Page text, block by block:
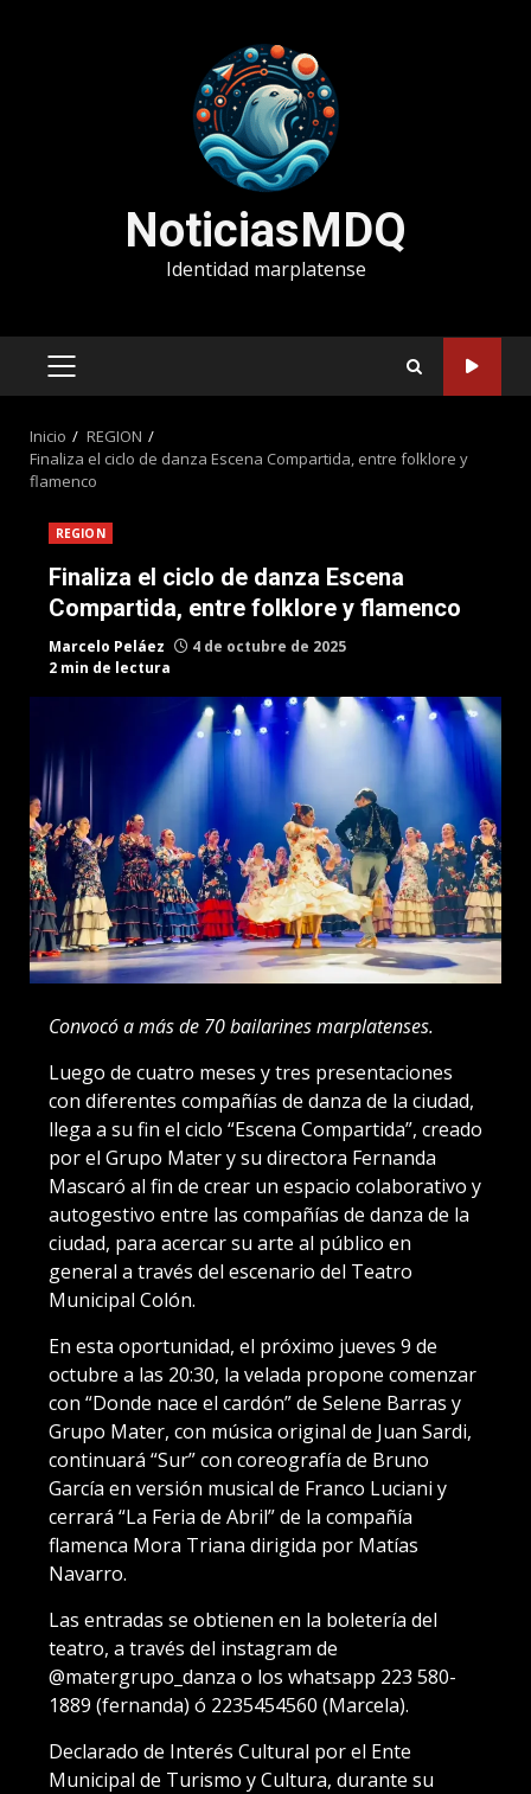
NoticiasMDQ
Identidad marplatense
MENÚ
Inicio
REGION
Finaliza el ciclo de danza Escena Compartida, entre folklore y
flamenco
REGION
Finaliza el ciclo de danza Escena
Compartida, entre folklore y flamenco
Marcelo Peláez
4 de octubre de 2025
2 min de lectura
Convocó a más de 70 bailarines marplatenses.
Luego de cuatro meses y tres presentaciones
con diferentes compañías de danza de la ciudad,
llega a su fin el ciclo “Escena Compartida”, creado
por el Grupo Mater y su directora Fernanda
Mascaró al fin de crear un espacio colaborativo y
autogestivo entre las compañías de danza de la
ciudad, para acercar su arte al público en
general a través del escenario del Teatro
Municipal Colón.
En esta oportunidad, el próximo jueves 9 de
octubre a las 20:30, la velada propone comenzar
con “Donde nace el cardón” de Selene Barras y
Grupo Mater, con música original de Juan Sardi,
continuará “Sur” con coreografía de Bruno
García en versión musical de Franco Luciani y
cerrará “La Feria de Abril” de la compañía
flamenca Mora Triana dirigida por Matías
Navarro.
Las entradas se obtienen en la boletería del
teatro, a través del instagram de
@matergrupo_danza o los whatsapp 223 580-
1889 (fernanda) ó 2235454560 (Marcela).
Declarado de Interés Cultural por el Ente
Municipal de Turismo y Cultura, durante su